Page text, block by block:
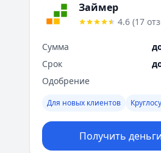
Займер
4.6 (17
Сумма
Срок
Одобрение
Для новых клиентов
Получить деньги